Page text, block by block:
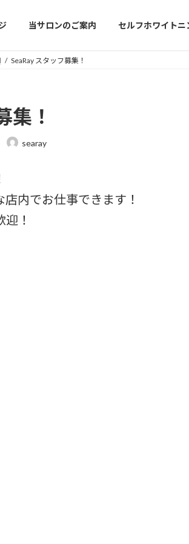
当サロンのご案内 セルフホワイトニ
SeaRay スタッフ募集！
集！
searay
内でお仕事できます！
！